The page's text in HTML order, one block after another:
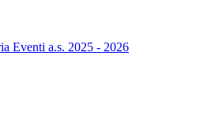
Eventi a.s. 2025 - 2026